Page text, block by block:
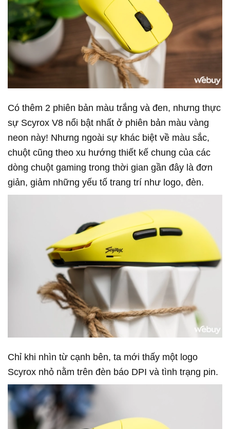
Có thêm 2 phiên bản màu trắng và đen, nhưng thực
sự Scyrox V8 nổi bật nhất ở phiên bản màu vàng
neon này! Nhưng ngoài sự khác biệt về màu sắc,
chuột cũng theo xu hướng thiết kế chung của các
dòng chuột gaming trong thời gian gần đây là đơn
giản, giảm những yếu tố trang trí như logo, đèn.
Chỉ khi nhìn từ cạnh bên, ta mới thấy một logo
Scyrox nhỏ nằm trên đèn báo DPI và tình trạng pin.